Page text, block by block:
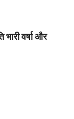
भारी वर्षा और